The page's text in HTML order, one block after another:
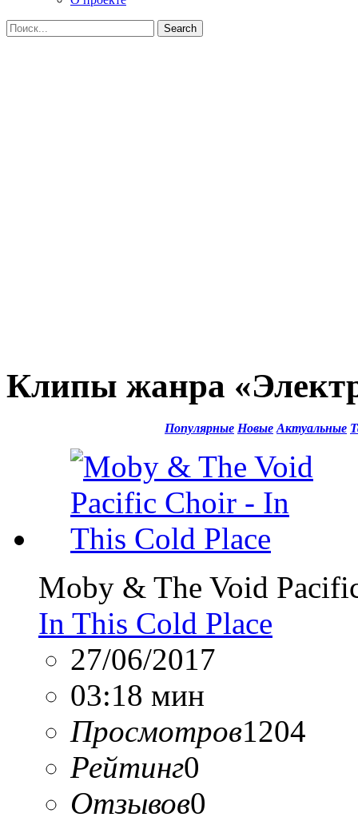
Клипы жанра
Популярные Новые Актуальные
Moby & The Void
In This Cold Place
27/06/2017
03:18 мин
Просмотров1204
Рейтинг0
Отзывов0